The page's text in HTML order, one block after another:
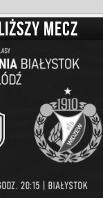
MECZ